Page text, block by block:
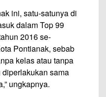
ini, satu-satunya di
dalam Top 99
2016 se-
Pontianak, sebab
kelas atau tanpa
sama
ungkapnya.